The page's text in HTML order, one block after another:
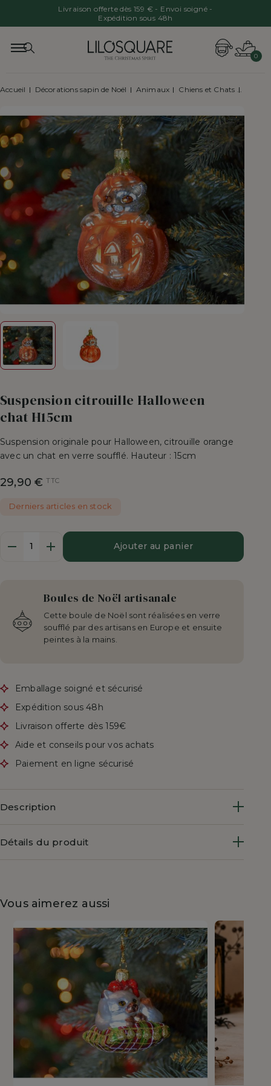
Livraison offerte dès 159 € - Envoi soigné -
Expédition sous 48h
0
Accueil Décorations sapin de Noël Animaux Chiens et Chats
Suspension citrouille Halloween
chat H15cm
Suspension originale pour Halloween, citrouille orange
avec un chat en verre soufflé. Hauteur : 15cm
29,90 € TTC
Derniers articles en stock
Ajouter au panier
Boules de Noël artisanale
Cette boule de Noël sont réalisées en verre
soufflé par des artisans en Europe et ensuite
peintes à la mains.
Emballage soigné et sécurisé
Expédition sous 48h
Livraison offerte dès 159€
Aide et conseils pour vos achats
Paiement en ligne sécurisé
Description
Détails du produit
Vous aimerez aussi